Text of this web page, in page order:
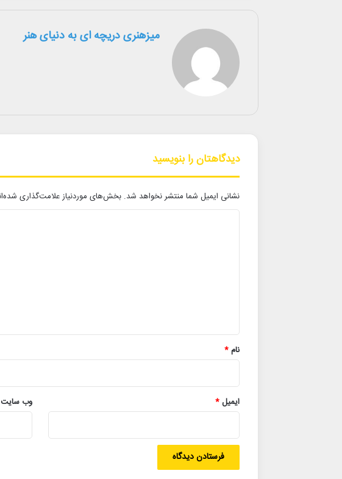
میزهنری دریچه ای به دنیای هنر
دیدگاهتان را بنویسید
نشانی ایمیل شما منتشر نخواهد شد. بخش‌های موردنیاز علامت‌گذاری
نام*
ایمیل* وب‌ سایت